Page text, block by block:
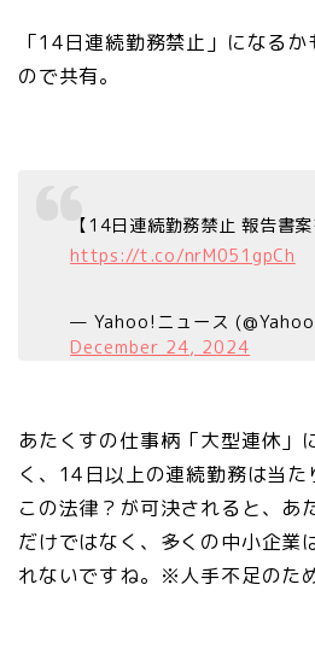
「14日連続勤務禁止」になる
ので共有。
【14日連続勤務禁止 報告書案
https://t.co/nrM051gpCh
— Yahoo!ニュース
December 24, 2024
あたくすの仕事柄「大型連休」
く、14日以上の連続勤務は当た
この法律？が可決されると、あ
だけではなく、多くの中小企業
れないですね。※人手不足のた